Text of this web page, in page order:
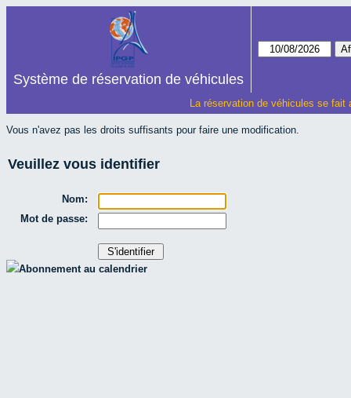
Système de réservation de véhicules
La réservation de véhicules se
Vous n'avez pas les droits suffisants pour faire une modification.
Veuillez vous identifier
Nom:
Mot de passe:
Abonnement au calendrier